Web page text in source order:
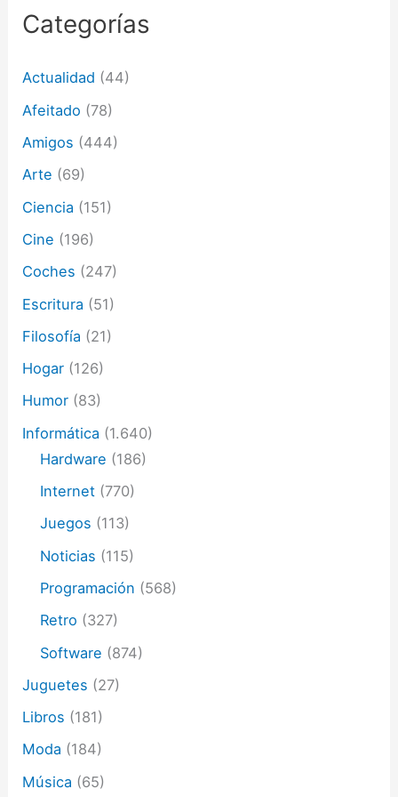
r
r
e
e
c
r
n
c
o
Categorías
Actualidad (44)
Afeitado (78)
Amigos (444)
Arte (69)
Ciencia (151)
Cine (196)
Coches (247)
Escritura (51)
Filosofía (21)
Hogar (126)
Humor (83)
Informática (1.640)
Hardware (186)
Internet (770)
Juegos (113)
Noticias (115)
Programación (568)
Retro (327)
Software (874)
Juguetes (27)
Libros (181)
Moda (184)
Música (65)